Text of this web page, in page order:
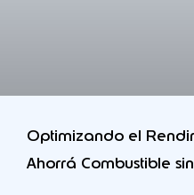
Optimizando el
Ahorrá Combustible